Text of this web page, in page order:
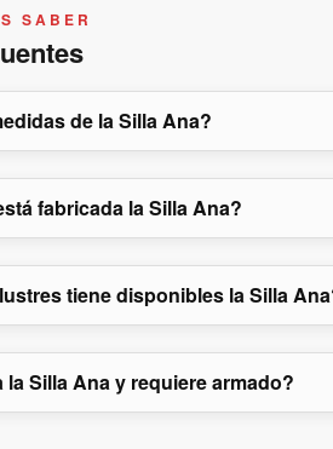
SABER
de la Silla Ana?
fabricada la Silla Ana?
tiene disponibles la Silla
Silla Ana y requiere armado?